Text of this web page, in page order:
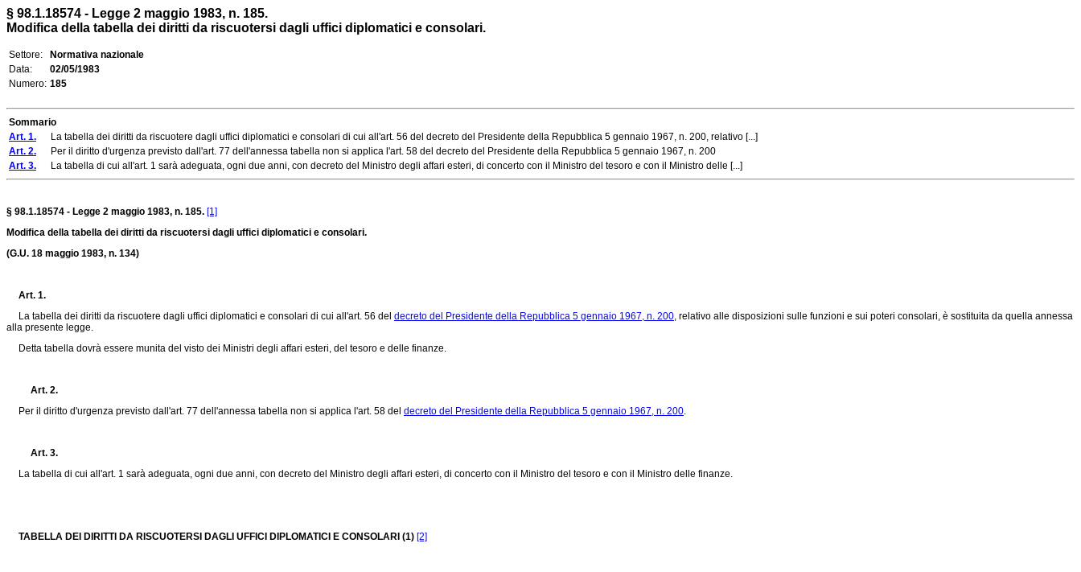
§ 98.1.18574 - Legge 2 maggio 1983, n. 185.
Modifica della tabella dei diritti da riscuotersi dagli uffici diplomatici e consolari.
Settore:
Normativa nazionale
Data:
02/05/1983
Numero: 185
Sommario
Art. 1. La tabella dei diritti da riscuotere dagli uffici diplomatici e consolari di cui all'art. 56 del decreto del Presidente della Repubblica 5 gennaio 1967, n. 200, relativo [...]
Art. 2. Per il diritto d'urgenza previsto dall'art. 77 dell'annessa tabella non si applica l'art. 58 del decreto del Presidente della Repubblica 5 gennaio 1967, n. 200
Art. 3. La tabella di cui all'art. 1 sarà adeguata, ogni due anni, con decreto del Ministro degli affari esteri, di concerto con il Ministro del tesoro e con il Ministro delle [...]
§ 98.1.18574 - Legge 2 maggio 1983, n. 185. [1]
Modifica della tabella dei diritti da riscuotersi dagli uffici diplomatici e consolari.
(G.U. 18 maggio 1983, n. 134)
Art. 1.
La tabella dei diritti da riscuotere dagli uffici diplomatici e consolari di cui all'art. 56 del decreto del Presidente della Repubblica 5 gennaio 1967, n. 200, relativo alle disposizioni sulle funzioni e sui poteri consolari, è sostituita da quella annessa
alla presente legge.
Detta tabella dovrà essere munita del visto dei Ministri degli affari esteri, del tesoro e delle finanze.
Art. 2.
Per il diritto d'urgenza previsto dall'art. 77 dell'annessa tabella non si applica l'art. 58 del decreto del Presidente della Repubblica 5 gennaio 1967, n. 200.
Art. 3.
La tabella di cui all'art. 1 sarà adeguata, ogni due anni, con decreto del Ministro degli affari esteri, di concerto con il Ministro del tesoro e con il Ministro delle finanze.
TABELLA DEI DIRITTI DA RISCUOTERSI DAGLI UFFICI DIPLOMATICI E CONSOLARI (1) [2]